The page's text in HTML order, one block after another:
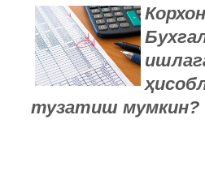
тузатиш мумкин?